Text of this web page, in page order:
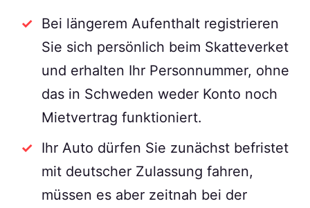
Bei längerem Aufenthalt registrieren
Sie sich persönlich beim Skatteverket
und erhalten Ihr Personnummer, ohne
das in Schweden weder Konto noch
Mietvertrag funktioniert.
Ihr Auto dürfen Sie zunächst befristet
mit deutscher Zulassung fahren,
müssen es aber zeitnah bei der